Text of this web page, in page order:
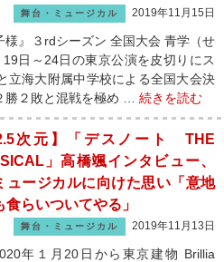
舞台・ミュージカル 2019年11月15日
』３rdシーズン 全国大会 青学（せ
日～24日の東京公演を皮切りにス
立海大附属中学校による全国大会決
勝２敗と混戦を極め … 続きを読む
次元】「デスノート THE
」高橋颯インタビュー、
ュージカルに向けた思い「意地
食らいついてやる」
舞台・ミュージカル 2019年11月13日
年１月20日から東京建物 Brillia